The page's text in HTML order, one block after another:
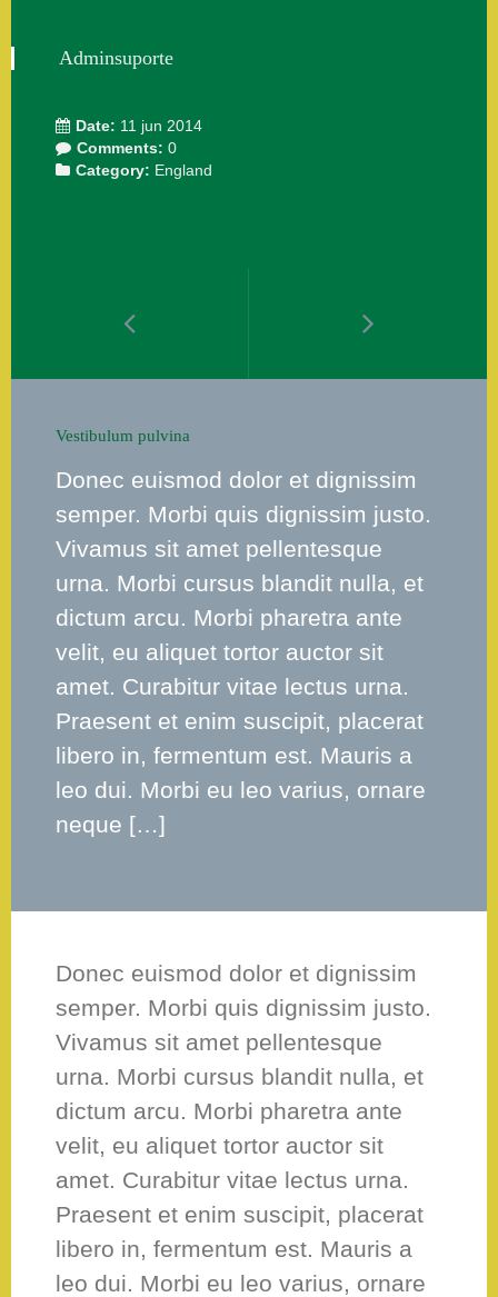
Adminsuporte
Date: 11 jun 2014
Comments: 0
Category: England
Vestibulum pulvina
Donec euismod dolor et dignissim
semper. Morbi quis dignissim justo.
Vivamus sit amet pellentesque
urna. Morbi cursus blandit nulla, et
dictum arcu. Morbi pharetra ante
velit, eu aliquet tortor auctor sit
amet. Curabitur vitae lectus urna.
Praesent et enim suscipit, placerat
libero in, fermentum est. Mauris a
leo dui. Morbi eu leo varius, ornare
neque […]
Donec euismod dolor et dignissim
semper. Morbi quis dignissim justo.
Vivamus sit amet pellentesque
urna. Morbi cursus blandit nulla, et
dictum arcu. Morbi pharetra ante
velit, eu aliquet tortor auctor sit
amet. Curabitur vitae lectus urna.
Praesent et enim suscipit, placerat
libero in, fermentum est. Mauris a
leo dui. Morbi eu leo varius, ornare